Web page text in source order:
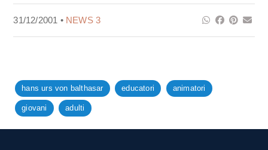
31/12/2001 • NEWS 3
hans urs von balthasar educatori animatori
giovani adulti